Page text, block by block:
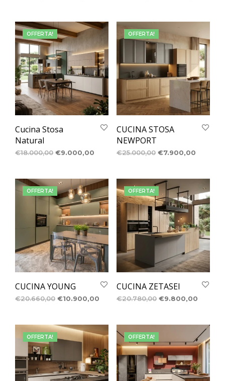
OFFERTA!
Cucina Stosa
Natural
€18.000,00 €9.000,00
OFFERTA!
CUCINA STOSA
NEWPORT
€25.000,00 €7.900,00
OFFERTA!
CUCINA YOUNG
€20.660,00 €10.900,00
OFFERTA!
CUCINA ZETASEI
€20.780,00 €9.800,00
OFFERTA! OFFERTA!